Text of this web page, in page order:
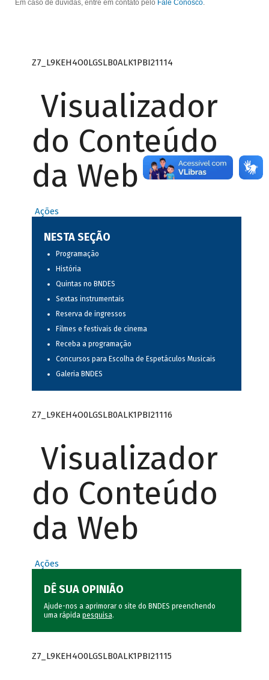
Em caso de dúvidas, entre em contato pelo Fale Conosco.
Z7_L9KEH4O0LGSLB0ALK1PBI21114
Visualizador
do Conteúdo
da Web
Ações
NESTA SEÇÃO
Programação
História
Quintas no BNDES
Sextas instrumentais
Reserva de ingressos
Filmes e festivais de cinema
Receba a programação
Concursos para Escolha de Espetáculos Musicais
Galeria BNDES
Z7_L9KEH4O0LGSLB0ALK1PBI21116
Visualizador
do Conteúdo
da Web
Ações
DÊ SUA OPINIÃO
Ajude-nos a aprimorar o site do BNDES preenchendo
uma rápida pesquisa.
Z7_L9KEH4O0LGSLB0ALK1PBI21115